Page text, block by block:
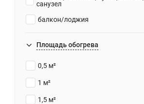
санузел
балкон/лоджия
Площадь обогрева
0,5 м²
1 м²
1,5 м²